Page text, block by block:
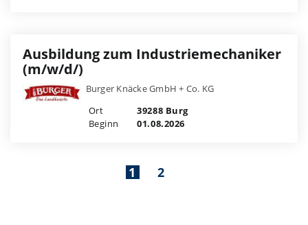
Ausbildung zum Industriemechaniker
(m/w/d/)
Burger Knäcke GmbH + Co. KG
Ort
39288 Burg
Beginn
01.08.2026
1 2